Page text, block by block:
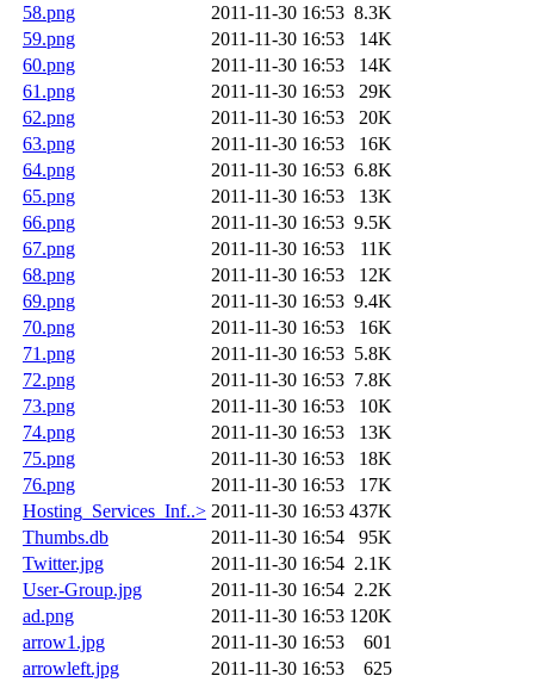
58.png
2011-11-30 16:53 8.3K
59.png
2011-11-30 16:53
14K
60.png
2011-11-30 16:53
14K
61.png
2011-11-30 16:53
29K
62.png
2011-11-30 16:53
20K
63.png
2011-11-30 16:53
16K
64.png
2011-11-30 16:53 6.8K
65.png
2011-11-30 16:53
13K
66.png
2011-11-30 16:53 9.5K
67.png
2011-11-30 16:53
11K
68.png
2011-11-30 16:53
12K
69.png
2011-11-30 16:53 9.4K
70.png
2011-11-30 16:53
16K
71.png
2011-11-30 16:53 5.8K
72.png
2011-11-30 16:53 7.8K
73.png
2011-11-30 16:53
10K
74.png
2011-11-30 16:53
13K
75.png
2011-11-30 16:53
18K
76.png
2011-11-30 16:53
17K
Hosting_Services_Inf..> 2011-11-30 16:53 437K
Thumbs.db
2011-11-30 16:54
95K
Twitter.jpg
2011-11-30 16:54 2.1K
User-Group.jpg
2011-11-30 16:54 2.2K
ad.png
2011-11-30 16:53 120K
arrow1.jpg
2011-11-30 16:53
601
arrowleft.jpg
2011-11-30 16:53
625